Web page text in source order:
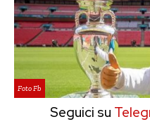
Foto Fb
Seguici su